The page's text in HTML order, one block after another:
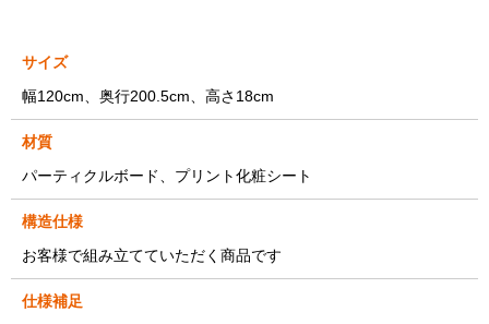
サイズ
幅120cm、奥行200.5cm、高さ18cm
材質
パーティクルボード、プリント化粧シート
構造仕様
お客様で組み立てていただく商品です
仕様補足